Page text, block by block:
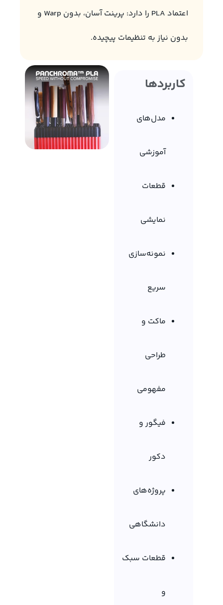
اعتماد PLA را دارد: پرینت آسان، بدون Warp و
بدون نیاز به تنظیمات پیچیده.
کاربردها
مدل‌های
آموزشی
قطعات
نمایشی
نمونه‌سازی
سریع
ماکت و
طراحی
مفهومی
فیگور و
دکور
پروژه‌های
دانشگاهی
قطعات سبک
و